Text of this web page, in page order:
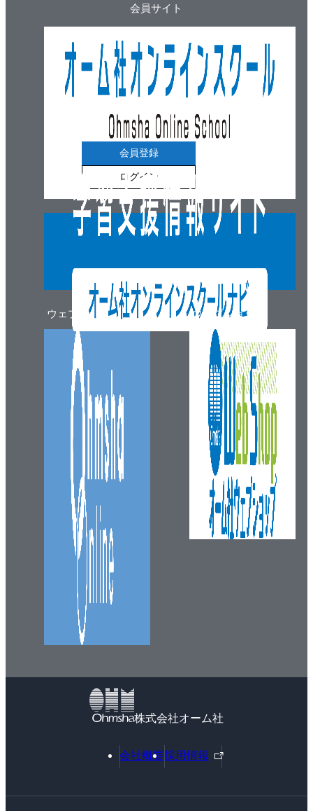
ウェブマガジン
会員サイト
会員登録
ログイン
ウェブショップ
株式会社オーム社
会社概要採用情報
外
部
ン